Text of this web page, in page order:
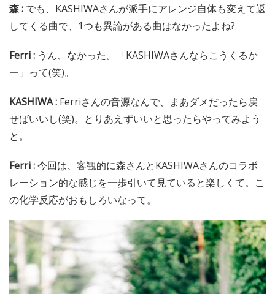
森 : でも、KASHIWAさんが派手にアレンジ自体も変えて返
してくる曲で、1つも異論がある曲はなかったよね?
Ferri : うん、なかった。「KASHIWAさんならこうくるか
ー」って(笑)。
KASHIWA : Ferriさんの音源なんで、まあダメだったら戻
せばいいし(笑)。とりあえずいいと思ったらやってみよう
と。
Ferri :今回は、客観的に森さんとKASHIWAさんのコラボ
レーション的な感じを一歩引いて見ていると楽しくて。こ
の化学反応がおもしろいなって。